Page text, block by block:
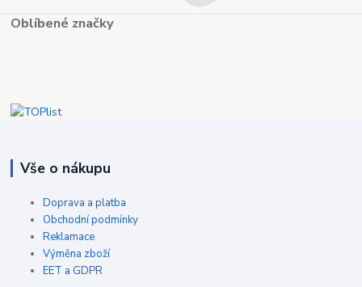
Oblíbené značky
Vše o nákupu
Doprava a platba
Obchodní podmínky
Reklamace
Výměna zboží
EET a GDPR